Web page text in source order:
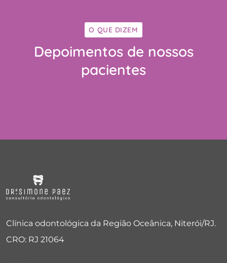
O QUE DIZEM
Depoimentos de nossos
pacientes
Clínica odontológica da Região Oceânica, Niterói/RJ.
CRO: RJ 21064